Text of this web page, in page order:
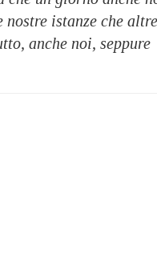
nostre istanze che altre
anche noi, seppure